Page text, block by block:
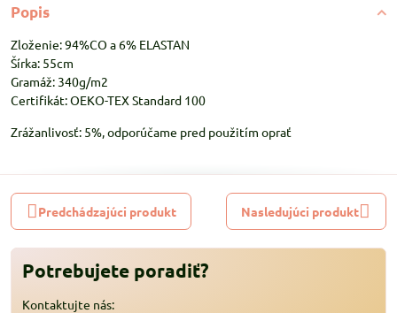
Popis
Zloženie: 94%CO a 6% ELASTAN
Šírka: 55cm
Gramáž: 340g/m2
Certifikát: OEKO-TEX Standard 100
Zrážanlivosť: 5%, odporúčame pred použitím oprať
Predchádzajúci produkt Nasledujúci produkt
Potrebujete poradiť?
Kontaktujte nás: